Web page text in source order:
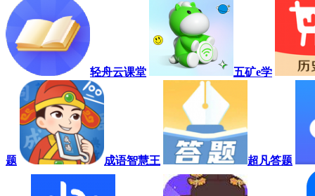
轻舟云课堂 五矿e学
题 成语智慧王 超凡答题